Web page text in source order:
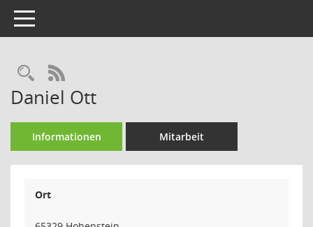
Toggle navigation
Rechercheauswahl
RSS-Feed
Daniel Ott
Informationen Mitarbeit
Ort